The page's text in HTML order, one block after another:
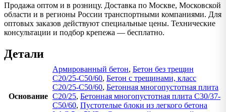
Продажа оптом и в розницу. Доставка по Москве, Московской
области и в регионы России транспортными компаниями. Для
оптовых заказов действуют специальные цены. Технические
консультации и подбор крепежа — бесплатно.
Детали
Основание
Армированный бетон, Бетон без трещин
C20/25-C50/60, Бетон с трещинами, класс
C20/25-C50/60, Бетонная многопустотная плита
C20/25, Бетонная многопустотная плита C30/37-
C50/60, Пустотелые блоки из легкого бетона